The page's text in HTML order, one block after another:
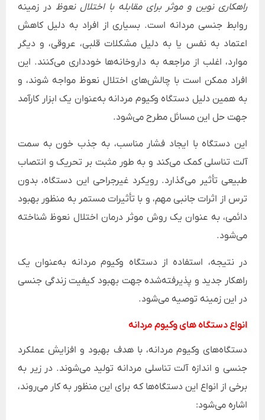
راهکاری نوین و موثر برای مقابله با اختلال نعوظ در زمینه
روابط جنسی مردانه است. بسیاری از افراد به دلیل کاهش
اعتماد به نفس یا به دلیل مشکلات قلبی، عروقی، و دیگر
موارد، اغلب از مراجعه به داروخانه‌ها خودداری می‌کنند. این
افراد ممکن است با چالش‌های اختلال نعوظ مواجه شوند، و
به همین دلیل دستگاه وکیوم مردانه به‌عنوان یک ابزار کارآمد
جهت حل این مسائل مطرح می‌شود.
این دستگاه با ایجاد فشار مناسب، به جذب خون به سمت
آلت تناسلی کمک می‌کند و به طور مثبت بر تحریک و انتصاب
طبیعی تأثیر می‌گذارد. رویکرد غیرجراحی این دستگاه، بدون
ترس از اثرات جانبی مهم، و با تأثیرات مستمر به منظور بهبود
دائمی، به عنوان یک روش موثر درمان اختلال نعوظ شناخته
می‌شود.
در نتیجه، استفاده از دستگاه وکیوم مردانه به‌عنوان یک
راهکار جدید و پذیرفته‌شده جهت بهبود کیفیت زندگی جنسی
در این زمینه توصیه می‌شود.
انواع دستگاه های وکیوم مردانه
دستگاه‌های وکیوم مردانه، با هدف بهبود و افزایش عملکرد
جنسی و اندازه آلت تناسلی مردانه تولید می‌شوند. در زیر به
برخی از انواع این دستگاه‌ها که برای این منظور به کار می‌روند،
اشاره می‌شود: